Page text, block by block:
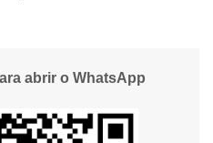
abrir o WhatsApp